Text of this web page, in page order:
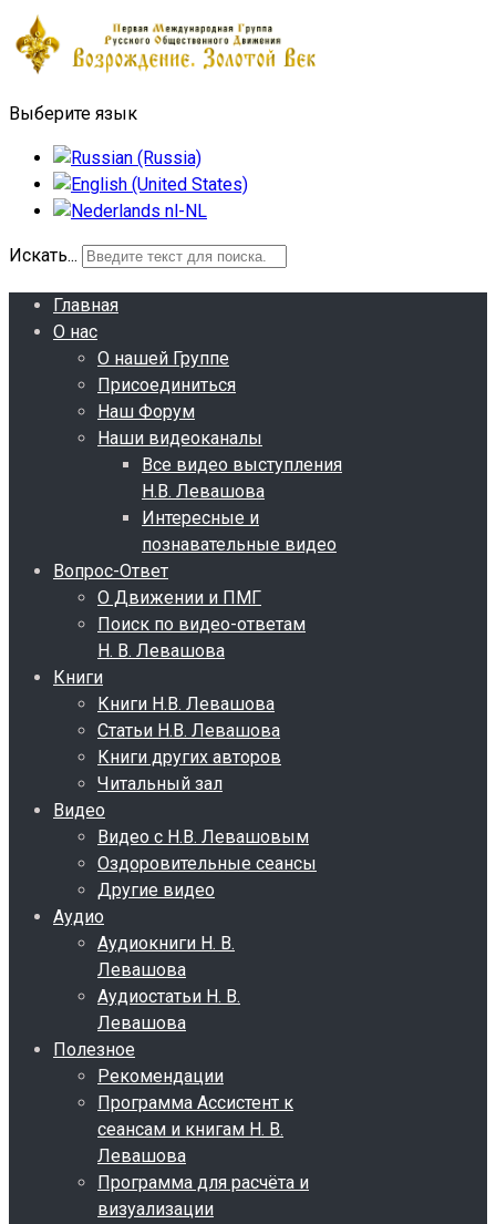
Выберите язык
Искать...
Главная
О нас
О нашей Группе
Присоединиться
Наш Форум
Наши видеоканалы
Все видео выступления
Н.В. Левашова
Интересные и
познавательные видео
Вопрос-Ответ
О Движении и ПМГ
Поиск по видео-ответам
Н. В. Левашова
Книги
Книги Н.В. Левашова
Статьи Н.В. Левашова
Книги других авторов
Читальный зал
Видео
Видео с Н.В. Левашовым
Оздоровительные сеансы
Другие видео
Аудио
Аудиокниги Н. В.
Левашова
Аудиостатьи Н. В.
Левашова
Полезное
Рекомендации
Программа Ассистент к
сеансам и книгам Н. В.
Левашова
Программа для расчёта и
визуализации